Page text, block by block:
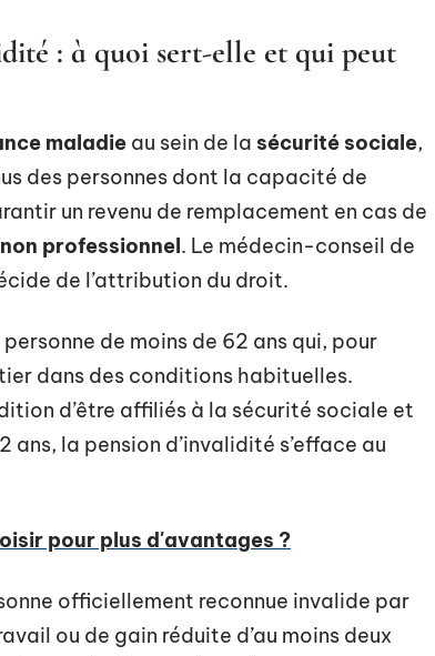
: à quoi sert-elle et qui peut
maladie au sein de la sécurité sociale,
des personnes dont la capacité de
un revenu de remplacement en cas de
professionnel. Le médecin-conseil de
de l’attribution du droit.
de moins de 62 ans qui, pour
dans des conditions habituelles.
d’être affiliés à la sécurité sociale et
la pension d’invalidité s’efface au
pour plus d'avantages ?
officiellement reconnue invalide par
ou de gain réduite d’au moins deux